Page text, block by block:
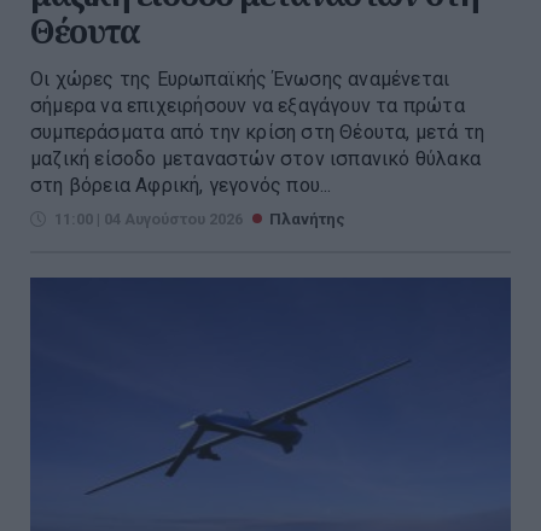
Θέουτα
Οι χώρες της Ευρωπαϊκής Ένωσης αναμένεται
σήμερα να επιχειρήσουν να εξαγάγουν τα πρώτα
συμπεράσματα από την κρίση στη Θέουτα, μετά τη
μαζική είσοδο μεταναστών στον ισπανικό θύλακα
στη βόρεια Αφρική, γεγονός που...
11:00 | 04 Αυγούστου 2026 Πλανήτης